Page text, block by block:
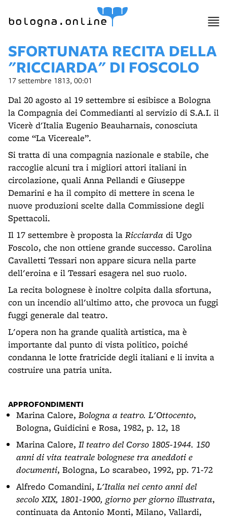
bologna.online
SFORTUNATA RECITA DELLA
"RICCIARDA" DI FOSCOLO
17 settembre 1813, 00:01
Dal 20 agosto al 19 settembre si esibisce a Bologna
la Compagnia dei Commedianti al servizio di S.A.I. il
Vicerè d'Italia Eugenio Beauharnais, conosciuta
come “La Vicereale”.
Si tratta di una compagnia nazionale e stabile, che
raccoglie alcuni tra i migliori attori italiani in
circolazione, quali Anna Pellandi e Giuseppe
Demarini e ha il compito di mettere in scena le
nuove produzioni scelte dalla Commissione degli
Spettacoli.
Il 17 settembre è proposta la Ricciarda di Ugo
Foscolo, che non ottiene grande successo. Carolina
Cavalletti Tessari non appare sicura nella parte
dell'eroina e il Tessari esagera nel suo ruolo.
La recita bolognese è inoltre colpita dalla sfortuna,
con un incendio all'ultimo atto, che provoca un fuggi
fuggi generale dal teatro.
L'opera non ha grande qualità artistica, ma è
importante dal punto di vista politico, poiché
condanna le lotte fratricide degli italiani e li invita a
costruire una patria unita.
APPROFONDIMENTI
Marina Calore, Bologna a teatro. L'Ottocento,
Bologna, Guidicini e Rosa, 1982, p. 12, 18
Marina Calore, Il teatro del Corso 1805-1944. 150
anni di vita teatrale bolognese tra aneddoti e
documenti, Bologna, Lo scarabeo, 1992, pp. 71-72
Alfredo Comandini, L'Italia nei cento anni del
secolo XIX, 1801-1900, giorno per giorno illustrata,
continuata da Antonio Monti, Milano, Vallardi,